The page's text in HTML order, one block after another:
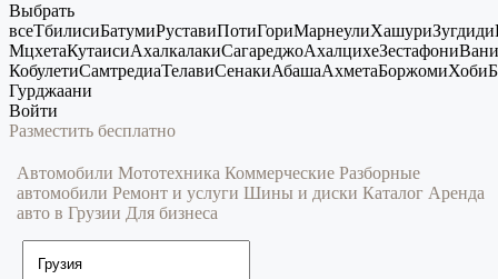
Выбрать
всеТбилисиБатумиРуставиПотиГориМарнеулиХашуриЗугдиди
МцхетаКутаисиАхалкалакиСагареджоАхалцихеЗестафониВани
КобулетиСамтредиаТелавиСенакиАбашаАхметаБоржомиХоби
Гурджаани
Войти
Разместить бесплатно
Автомобили Мототехника Коммерческие Разборные
автомобили Ремонт и услуги Шины и диски Каталог Аренда
авто в Грузии Для бизнеса